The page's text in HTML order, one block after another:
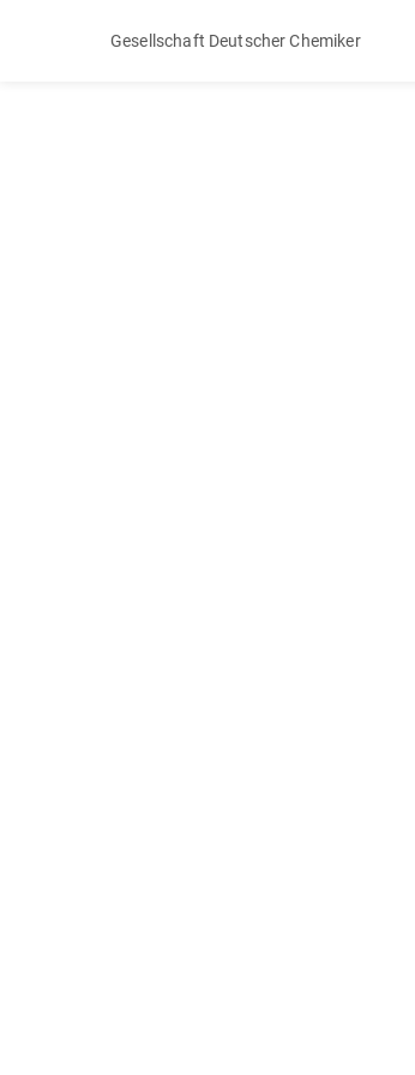
Gesellschaft Deutscher Chemiker